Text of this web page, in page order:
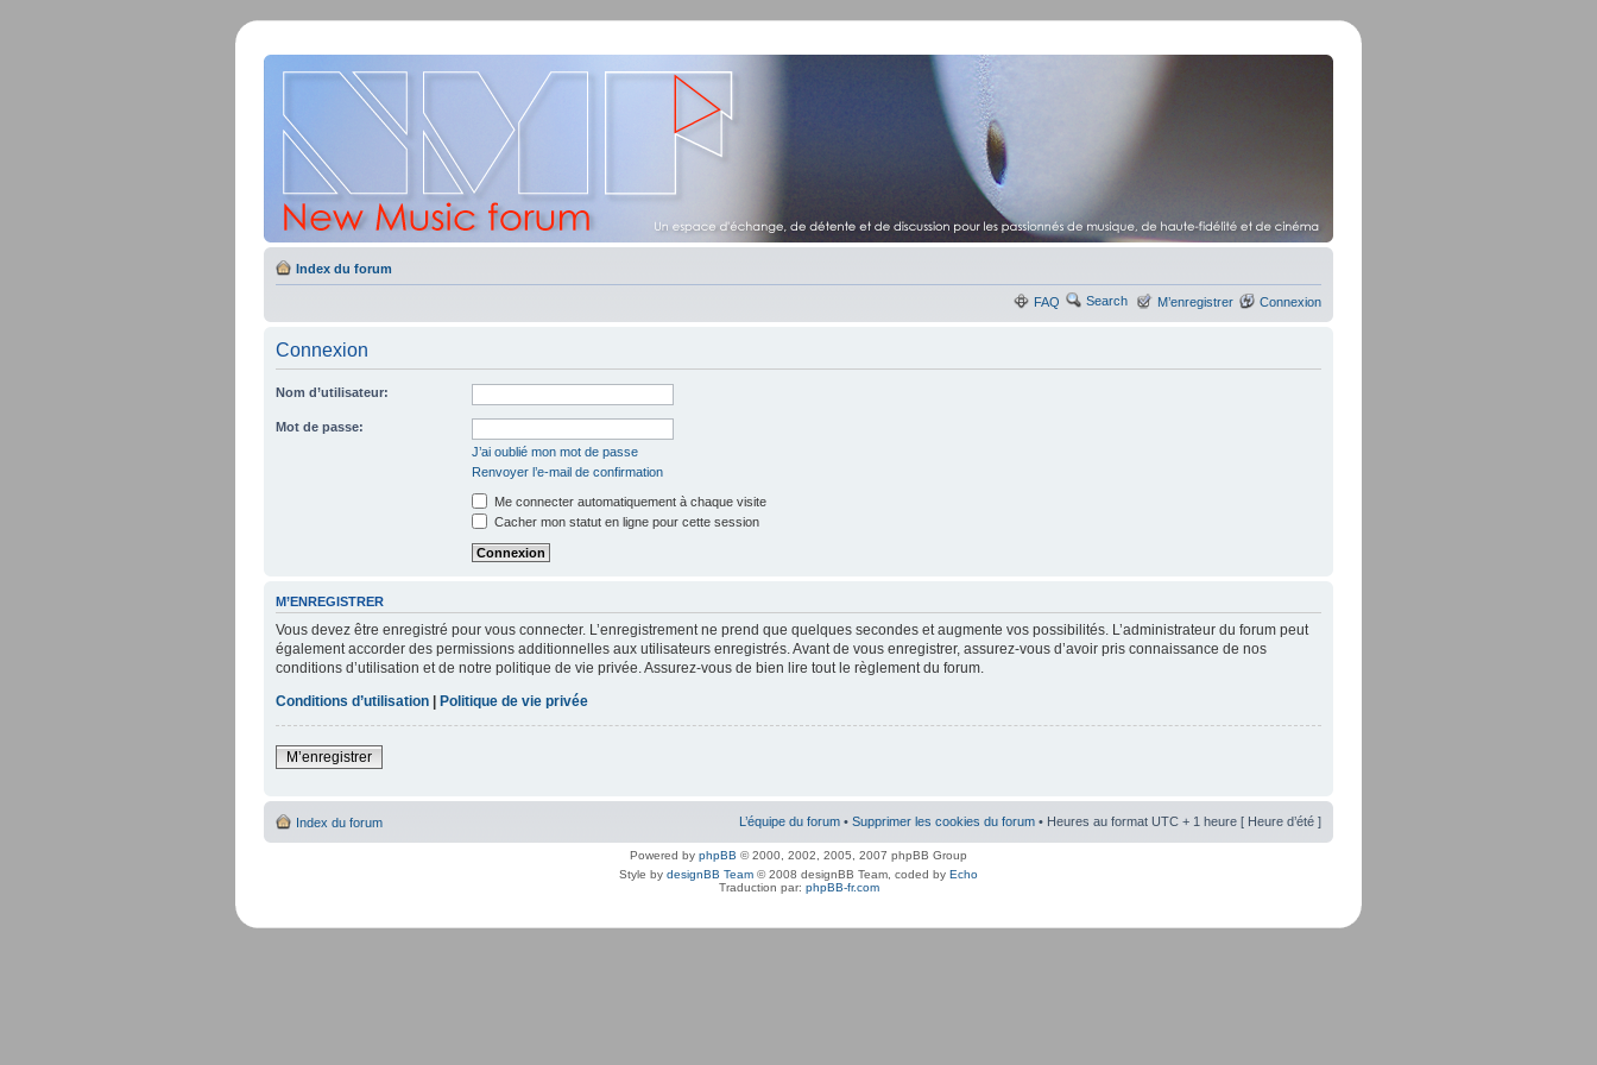
Index du forum
FAQ Search M’enregistrer Connexion
Connexion
Nom d’utilisateur:
Mot de passe:
J’ai oublié mon mot de passe
Renvoyer l’e-mail de confirmation
Me connecter automatiquement à chaque visite
Cacher mon statut en ligne pour cette session
M’ENREGISTRER
Vous devez être enregistré pour vous connecter. L’enregistrement ne prend que quelques secondes et augmente vos possibilités. L’administrateur du forum peut
également accorder des permissions additionnelles aux utilisateurs enregistrés. Avant de vous enregistrer, assurez-vous d’avoir pris connaissance de nos
conditions d’utilisation et de notre politique de vie privée. Assurez-vous de bien lire tout le règlement du forum.
Conditions d’utilisation | Politique de vie privée
M’enregistrer
Index du forum L’équipe du forum • Supprimer les cookies du forum • Heures au format UTC + 1 heure [ Heure d’été ]
Powered by phpBB © 2000, 2002, 2005, 2007 phpBB Group
Style by designBB Team © 2008 designBB Team, coded by Echo
Traduction par: phpBB-fr.com